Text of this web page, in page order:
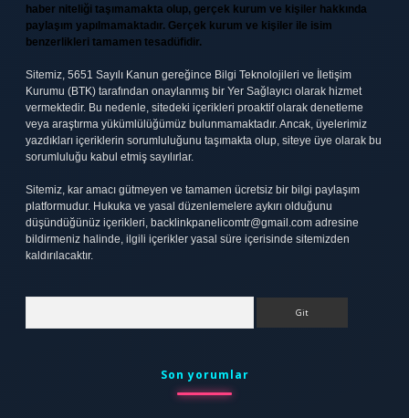
haber niteliği taşımamakta olup, gerçek kurum ve kişiler hakkında
paylaşım yapılmamaktadır. Gerçek kurum ve kişiler ile isim
benzerlikleri tamamen tesadüfidir.
Sitemiz, 5651 Sayılı Kanun gereğince Bilgi Teknolojileri ve İletişim
Kurumu (BTK) tarafından onaylanmış bir Yer Sağlayıcı olarak hizmet
vermektedir. Bu nedenle, sitedeki içerikleri proaktif olarak denetleme
veya araştırma yükümlülüğümüz bulunmamaktadır. Ancak, üyelerimiz
yazdıkları içeriklerin sorumluluğunu taşımakta olup, siteye üye olarak bu
sorumluluğu kabul etmiş sayılırlar.
Sitemiz, kar amacı gütmeyen ve tamamen ücretsiz bir bilgi paylaşım
platformudur. Hukuka ve yasal düzenlemelere aykırı olduğunu
düşündüğünüz içerikleri, backlinkpanelicomtr@gmail.com adresine
bildirmeniz halinde, ilgili içerikler yasal süre içerisinde sitemizden
kaldırılacaktır.
Son yorumlar